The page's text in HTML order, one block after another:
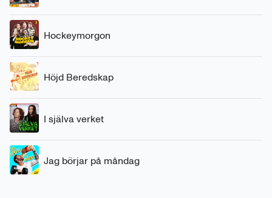
Hockeymorgon
Höjd Beredskap
I själva verket
Jag börjar på måndag